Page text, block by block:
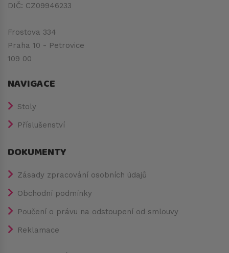
DIČ: CZ09946233
Frostova 334
Praha 10 - Petrovice
109 00
NAVIGACE
Stoly
Příslušenství
DOKUMENTY
Zásady zpracování osobních údajů
Obchodní podmínky
Poučení o právu na odstoupení od smlouvy
Reklamace